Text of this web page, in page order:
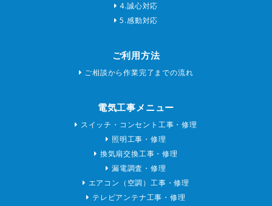
4.誠心対応
5.感動対応
ご利用方法
ご相談から作業完了までの流れ
電気工事メニュー
スイッチ・コンセント工事・修理
照明工事・修理
換気扇交換工事・修理
漏電調査・修理
エアコン（空調）工事・修理
テレビアンテナ工事・修理